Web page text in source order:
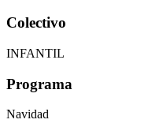
Colectivo
INFANTIL
Programa
Navidad